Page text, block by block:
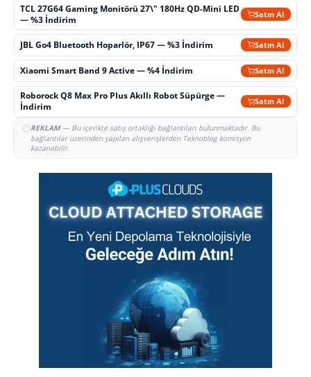
TCL 27G64 Gaming Monitörü 27\" 180Hz QD-Mini LED
— %3 İndirim
Satın Al
JBL Go4 Bluetooth Hoparlör, IP67 — %3 İndirim Satın Al
Xiaomi Smart Band 9 Active — %4 İndirim Satın Al
Roborock Q8 Max Pro Plus Akıllı Robot Süpürge —
İndirim
Satın Al
REKLAM— Bu içerikte satış ortaklığı bağlantıları bulunmaktadır. Bu
bağlantılar üzerinden yapılan alışverişlerden Teknoblog komisyon
kazanabilir.